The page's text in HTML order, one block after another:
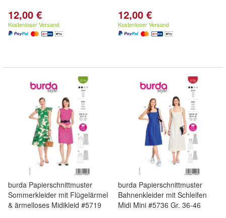
12,00 €
Kostenloser Versand
12,00 €
Kostenloser Versand
burda Papierschnittmuster
Sommerkleider mit Flügelärmel
& ärmelloses Midikleid #5719
burda Papierschnittmuster
Bahnenkleider mit Schleifen
Midi Mini #5736 Gr. 36-46